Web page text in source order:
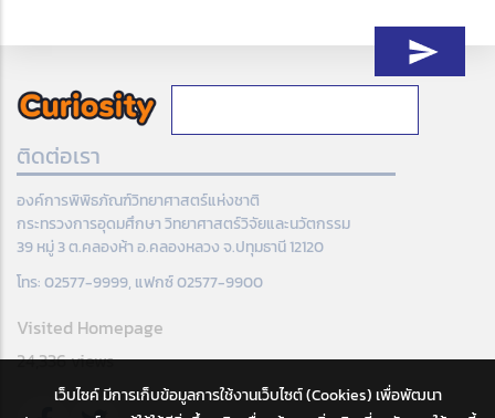
ติดต่อเรา
องค์การพิพิธภัณฑ์วิทยาศาสตร์แห่งชาติ
กระทรวงการอุดมศึกษา วิทยาศาสตร์วิจัยและนวัตกรรม
39 หมู่ 3 ต.คลองห้า อ.คลองหลวง จ.ปทุมธานี 12120
โทร: 02577-9999, แฟกซ์ 02577-9900
Visited Homepage
24,336 views
เว็บไซค์ มีการเก็บข้อมูลการใช้งานเว็บไซต์ (Cookies) เพื่อพัฒนา